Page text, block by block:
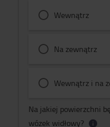
Wewnątrz
Na zewnątrz
Wewnątrz i na
Na jakiej powierzchni
wózek widłowy?